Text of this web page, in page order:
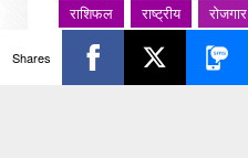
राशिफल
राष्ट्रीय रोजगार
लाइफ़स्टाइल
वायरल वीडियो
शख्सियत
शख़्सियत शिक्षा
Shares